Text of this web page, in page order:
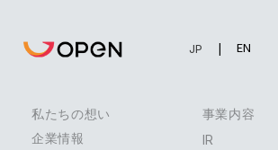
EN
JP
私たちの想い
事業内容
企業情報
IR